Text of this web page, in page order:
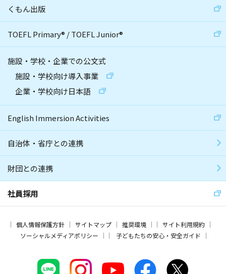
くもん出版
TOEFL Primary® /TOEFL Junior®
施設・学校・企業での公文式
施設・学校向け導入事業
企業・学校向け日本語
English Immersion Activities
自治体・省庁との連携
財団との連携
社員採用
個人情報保護方針 サイトマップ 推奨環境
サイト利用規約
ソーシャルメディアポリシー
子どもたちの安心・安全ガイド